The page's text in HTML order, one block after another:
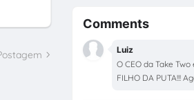
Comments
Luiz
O CEO da Take
FILHO DA PUTA!!!